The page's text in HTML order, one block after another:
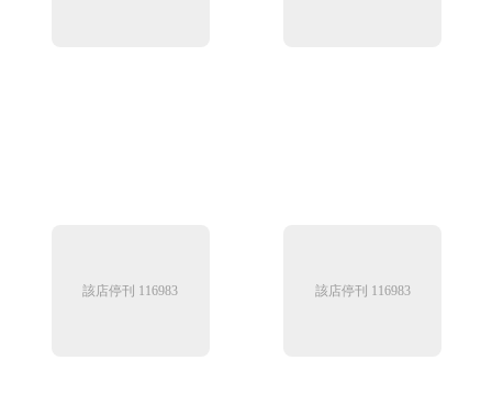
該店停刊 116983 該店停刊 116983